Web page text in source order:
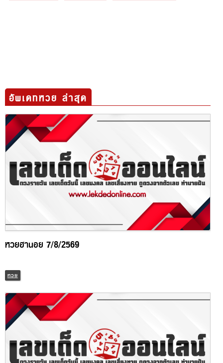
อัพเดทหวย ล่าสุด
หวยฮานอย 7/8/2569
หวย